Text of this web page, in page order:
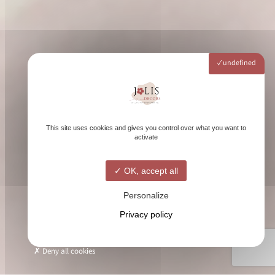
undefined
This site uses cookies and gives you control over what you want to
activate
OK, accept all
Personalize
Privacy policy
Deny all cookies